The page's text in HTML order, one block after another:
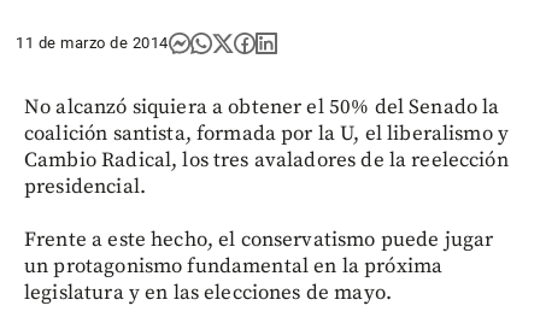
11 de marzo de 2014
No alcanzó siquiera a obtener el 50% del Senado la
coalición santista, formada por la U, el liberalismo y
Cambio Radical, los tres avaladores de la reelección
presidencial.
Frente a este hecho, el conservatismo puede jugar
un protagonismo fundamental en la próxima
legislatura y en las elecciones de mayo.